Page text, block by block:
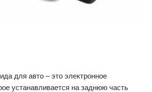
для авто – это электронное
устанавливается на заднюю часть